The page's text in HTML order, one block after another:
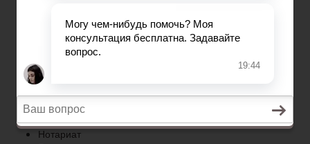
Гарантии и компенсации
Вопросы и ответы
Главная
Право собственности
Регистрация автомобиля
Нотариат